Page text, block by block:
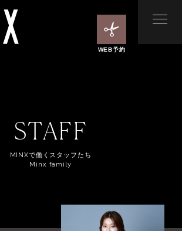
WEB予約
STAFF
MINXで働くスタッフたち
Minx family